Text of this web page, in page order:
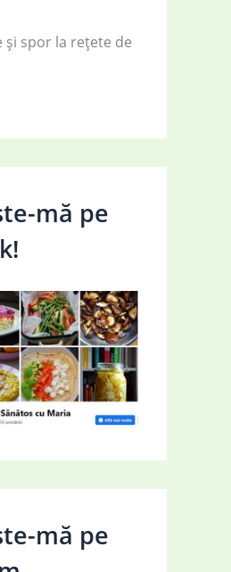
și spor la rețete de
mă pe
mă pe